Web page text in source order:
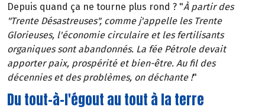
Depuis quand ça ne tourne plus rond ? "À partir des
"Trente Désastreuses", comme j'appelle les Trente
Glorieuses, l'économie circulaire et les fertilisants
organiques sont abandonnés. La fée Pétrole devait
apporter paix, prospérité et bien-être. Au fil des
décennies et des problèmes, on déchante !"
Du tout-à-l'égout au tout à la terre